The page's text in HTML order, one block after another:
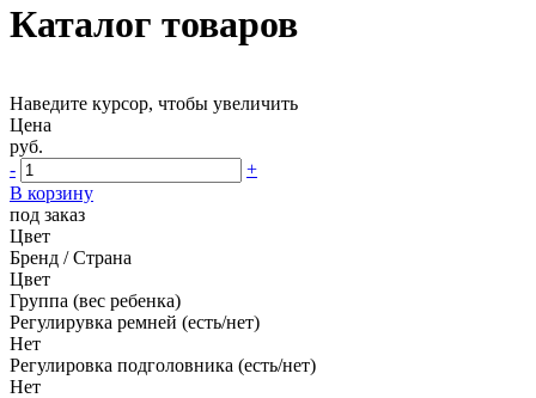
Каталог товаров
Наведите курсор, чтобы увеличить
Цена
руб.
-
+
В корзину
под заказ
Цвет
Бренд / Страна
Цвет
Группа (вес ребенка)
Регулирувка ремней (есть/нет)
Нет
Регулировка подголовника (есть/нет)
Нет